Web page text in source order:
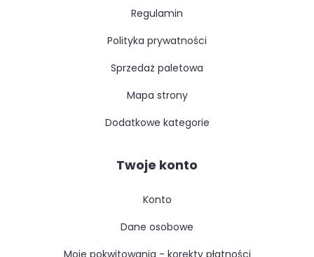
regulamin
polityka prywatności
sprzedaż paletowa
mapa strony
dodatkowe kategorie
Twoje konto
konto
dane osobowe
moje pokwitowania - korekty płatności